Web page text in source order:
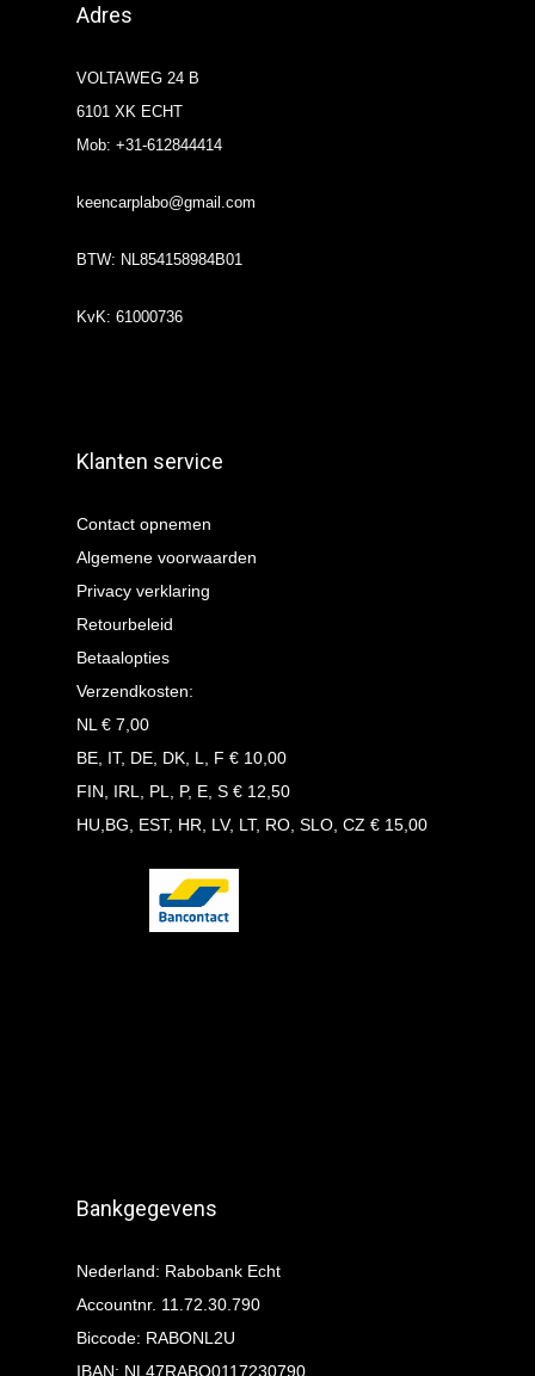
Adres
VOLTAWEG 24 B
6101 XK ECHT
Mob: +31-612844414
keencarplabo@gmail.com
BTW: NL854158984B01
KvK: 61000736
Klanten service
Contact opnemen
Algemene voorwaarden
Privacy verklaring
Retourbeleid
Betaalopties
Verzendkosten:
NL € 7,00
BE, IT, DE, DK, L, F € 10,00
FIN, IRL, PL, P, E, S € 12,50
HU,BG, EST, HR, LV, LT, RO, SLO, CZ € 15,00
Bankgegevens
Nederland: Rabobank Echt
Accountnr. 11.72.30.790
Biccode: RABONL2U
IBAN: NL47RABO0117230790